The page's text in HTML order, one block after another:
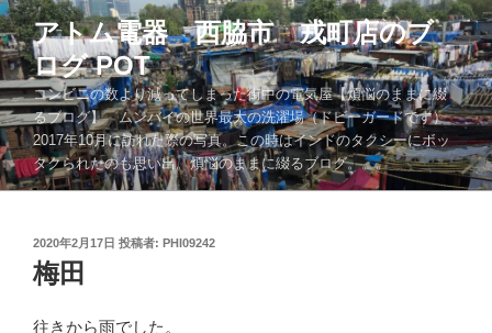
コ
ン
テ
ン
ツ
へ
ス
キ
アトム電器 西脇市 戎町店のブ
ログ POT
コンビニの数より減ってしまった街中の電気屋【煩悩のままに綴
るブログ】 ムンバイの世界最大の洗濯場（ドビーガードです）
2017年10月に訪れた際の写真。この時はインドのタクシーにボッ
タクられたのも思い出。煩悩のままに綴るブログ。。。
投
稿
日:
2020年2月17日 投稿者: PHI09242
梅田
往きから雨でした。